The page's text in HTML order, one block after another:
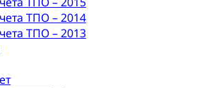
ТПО – 2014
ТПО – 2013